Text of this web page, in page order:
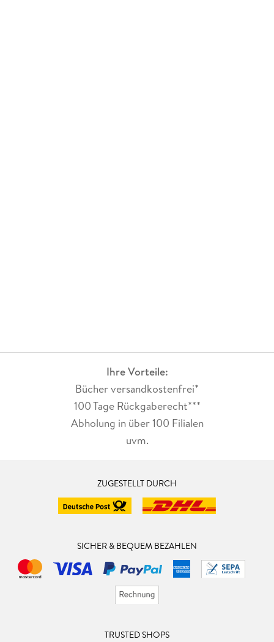
Ihre Vorteile:
Bücher versandkostenfrei*
100 Tage Rückgaberecht***
Abholung in über 100 Filialen
uvm.
ZUGESTELLT DURCH
SICHER & BEQUEM BEZAHLEN
TRUSTED SHOPS